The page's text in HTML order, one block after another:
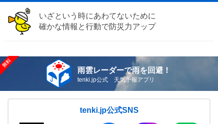
いざという時にあわてないために
確かな情報と行動で防災力アップ
雨雲レーダーで雨を回避！
tenki.jp公式 天気予報アプリ
tenki.jp公式SNS